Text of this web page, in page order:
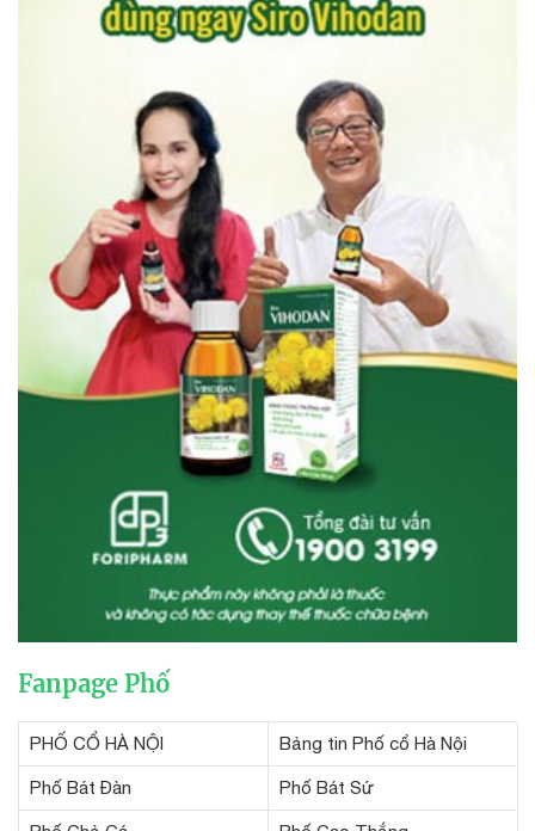
Fanpage Phố
PHỐ CỔ HÀ NỘI Bảng tin Phố cổ Hà Nội
Phố Bát Đàn Phố Bát Sứ